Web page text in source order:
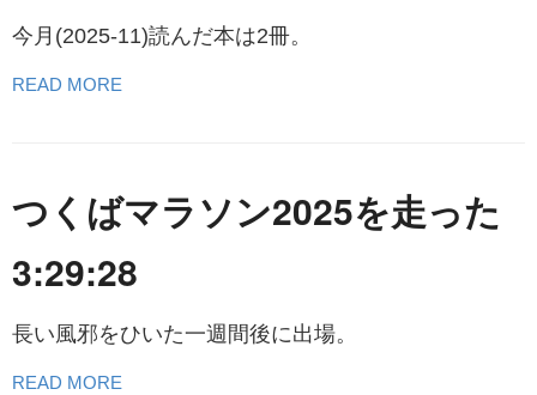
今月(2025-11)読んだ本は2冊。
READ MORE
つくばマラソン2025を走った
3:29:28
長い風邪をひいた一週間後に出場。
READ MORE